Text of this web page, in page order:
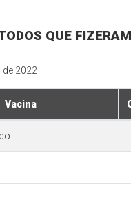
QUE
2022
Vacina